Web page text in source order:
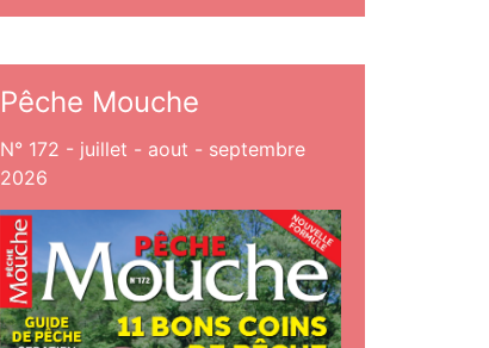
Pêche Mouche
N° 172 - juillet - aout - septembre
2026